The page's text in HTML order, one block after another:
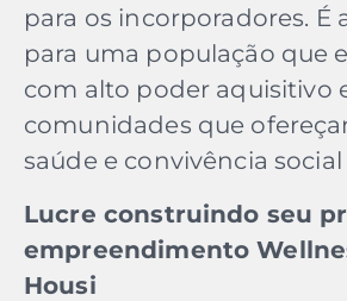
para os incorporadores. É
para uma população que
com alto poder aquisitivo
comunidades que
saúde e convivência social
Lucre construindo seu
empreendimento
Housi